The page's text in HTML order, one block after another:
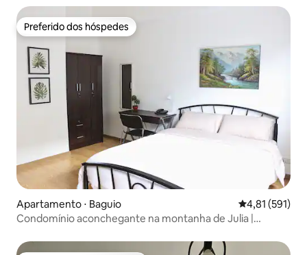
Preferido dos hóspedes
Preferido dos hóspedes
Apartamento ⋅ Baguio 4,81 de uma
4,81 (591)
Condomínio aconchegante na montanha de Julia |